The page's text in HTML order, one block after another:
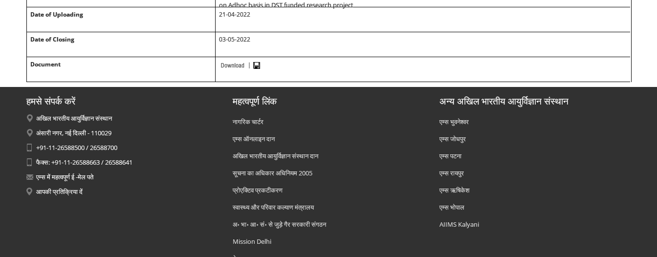
on Adhoc basis in DST funded research project
Date of Uploading 21-04-2022
Date of Closing 03-05-2022
Document
हमसे संपर्क करें
अखिल भारतीय आयुर्विज्ञान संस्थान
अंसारी नगर, नई दिल्ली - 110029
+91-11-26588500 / 26588700
फैक्स: +91-11-26588663 / 26588641
एम्स में महत्वपूर्ण ई -मेल पते
आपकी प्रतिक्रिया दें
महत्वपूर्ण लिंक
नागरिक चार्टर
एम्स ऑनलाइन दान
अखिल भारतीय आयुर्विज्ञान संस्थान दान
सूचना का अधिकार अधिनियम 2005
प्रोएक्टिव प्रकटीकरण
स्वास्थ्य और परिवार कल्याण मंत्रालय
अ॰ भा॰ आ॰ सं॰ से जुड़े गैर सरकारी संगठन
Mission Delhi
अन्य अखिल भारतीय आयुर्विज्ञान संस्थान
एम्‍स भुवनेश्वर
एम्‍स जोधपुर
एम्‍स पटना
एम्‍स रायपुर
एम्‍स ऋषिकेश
एम्‍स भोपाल
AIIMS Kalyani